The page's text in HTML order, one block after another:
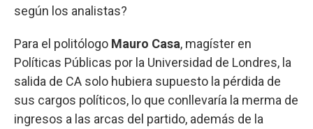
según los analistas?
Para el politólogo Mauro Casa, magíster en
Políticas Públicas por la Universidad de Londres, la
salida de CA solo hubiera supuesto la pérdida de
sus cargos políticos, lo que conllevaría la merma de
ingresos a las arcas del partido, además de la